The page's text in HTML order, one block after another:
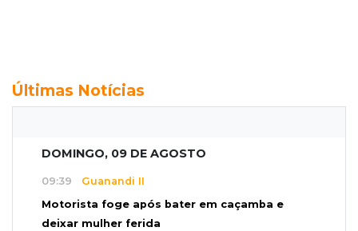
Últimas Notícias
DOMINGO, 09 DE AGOSTO
09:39 Guanandi II
Motorista foge após bater em caçamba e
deixar mulher ferida